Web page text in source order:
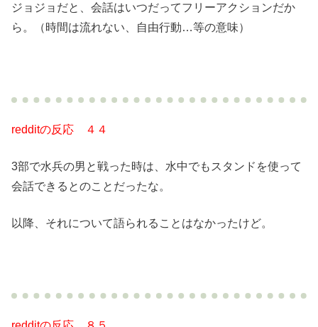
ジョジョだと、会話はいつだってフリーアクションだか
ら。（時間は流れない、自由行動…等の意味）
redditの反応 ４４
3部で水兵の男と戦った時は、水中でもスタンドを使って
会話できるとのことだったな。
以降、それについて語られることはなかったけど。